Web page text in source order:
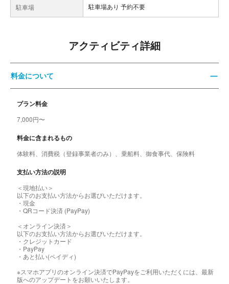
駐車場 駐車場あり 予約不要
アクティビティ詳細
料金について
プラン料金
7,000円〜
料金に含まれるもの
体験料、消費税（登録事業者のみ）、乗船料、御食事代、保険料
支払い方法の説明
＜現地払い＞
以下のお支払い方法からお選びいただけます。
・現金
・QRコード決済 (PayPay)
＜オンライン決済＞
以下のお支払い方法からお選びいただけます。
・クレジットカード
・PayPay
・あと払い(ペイディ)
※スマホアプリのオンライン決済でPayPayをご利用いただくには、最新
版へのアップデートをお願いいたします。